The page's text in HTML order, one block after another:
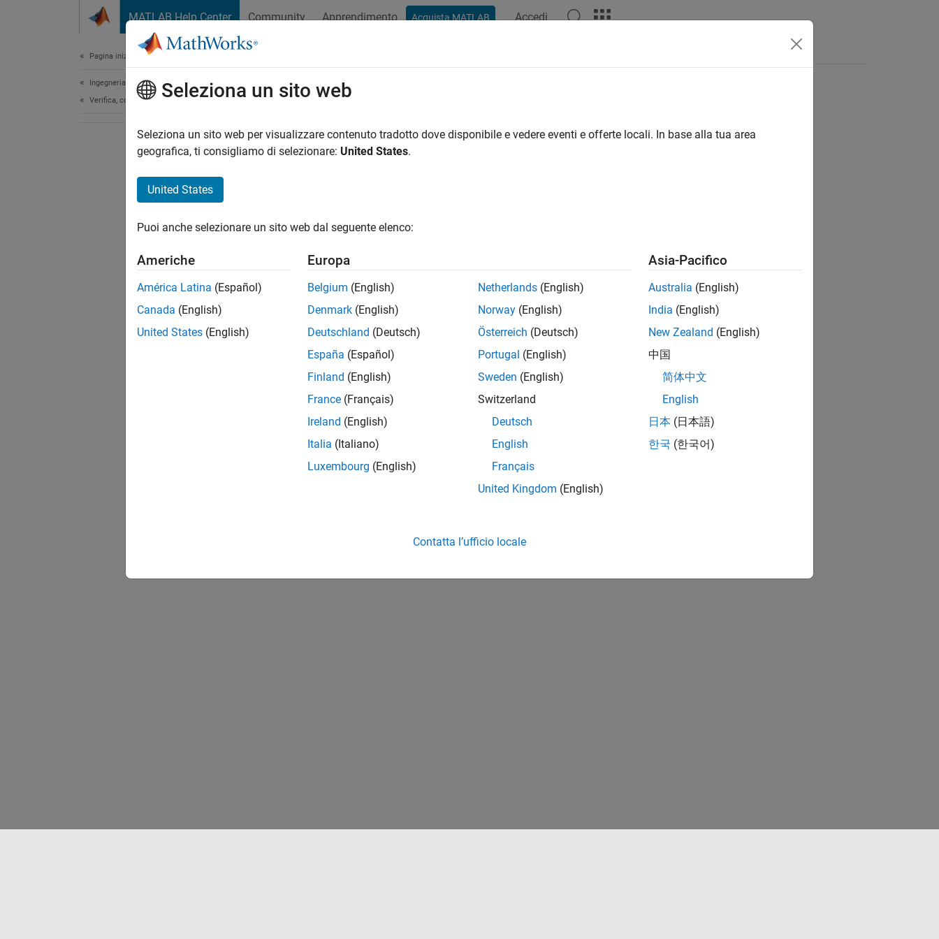
MATLAB Help Center Community Apprendimento Acquista MATLAB Accedi
Pagina iniziale della documentazione
Ingegneria dei sistemi
Verifica, convalida e testSeleziona un sito web
Seleziona un sito web per visualizzare contenuto tradotto dove disponibile e vedere eventi e offerte locali. In base alla tua area
geografica, ti consigliamo di selezionare: United States.
United States
Puoi anche selezionare un sito web dal seguente elenco:
Americhe
América Latina (Español)
Canada (English)
United States (English)
Europa
Belgium (English)
Denmark (English)
Deutschland (Deutsch)
España (Español)
Finland (English)
France (Français)
Ireland (English)
Italia (Italiano)
Luxembourg (English)
Netherlands (English)
Norway (English)
Österreich (Deutsch)
Portugal (English)
Sweden (English)
Switzerland
Deutsch
English
Français
United Kingdom (English)
Asia-Pacifico
Australia (English)
India (English)
New Zealand (English)
中国
简体中文
English
日本 (日本語)
한국 (한국어)
Contatta l’ufficio locale